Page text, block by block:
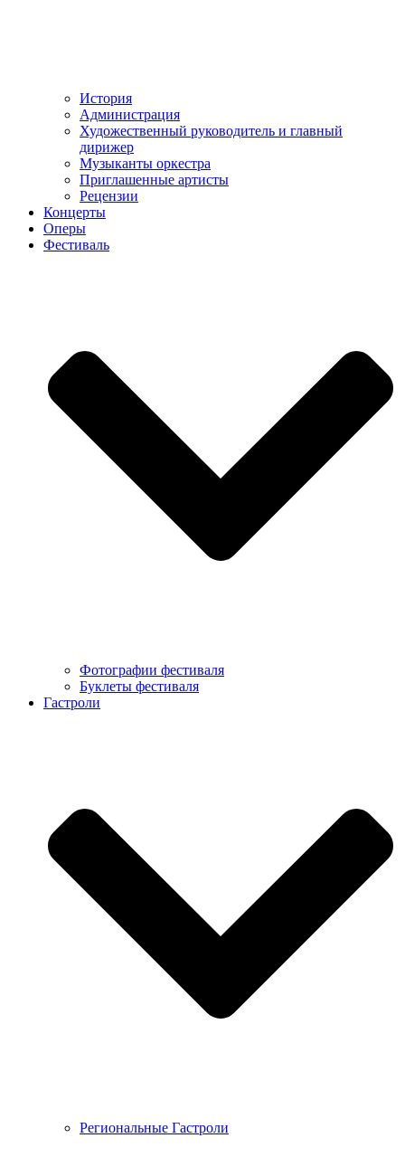
История
Администрация
Художественный руководитель и главный
дирижер
Музыканты оркестра
Приглашенные артисты
Рецензии
Концерты
Оперы
Фестиваль
Фотографии фестиваля
Буклеты фестиваля
Гастроли
Региональные Гастроли